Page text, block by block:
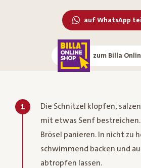
auf WhatsApp
zum Billa
1
Die Schnitzel klopfen,
mit etwas Senf
Brösel panieren. In nicht zu
schwimmend backen und
abtropfen lassen.